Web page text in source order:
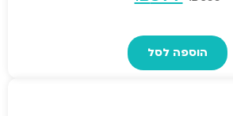
היה: הוא:
הוספה לסל